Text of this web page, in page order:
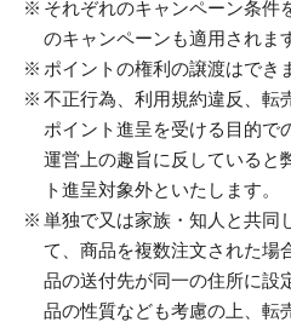
それぞれのキャンペーン条件
のキャンペーンも適用されま
ポイントの権利の譲渡はでき
不正行為、利用規約違反、転
ポイント進呈を受ける目的で
運営上の趣旨に反していると
ト進呈対象外といたします。
単独で又は家族・知人と共同
て、商品を複数注文された場
品の送付先が同一の住所に設
品の性質なども考慮の上、転